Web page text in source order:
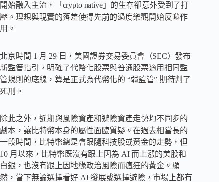
開始融入主流，「crypto native」的生存卻意外受到了打
壓。理想與現實的落差使得先前的過度樂觀開始反噬作
用。
北京時間 1 月 29 日，美國證券交易委員會（SEC）發布
新監管指引，明確了代幣化股票與普通股票適用相同監
管規則的底線，算是正式為代幣化的 “弱監管” 期待判了
死刑。
除此之外，近期與風險資產和避險資產走勢均不同步的
劇本，讓比特幣本身的屬性面臨質疑。在過去相當長的
一段時間，比特幣總是會跟隨科技股或黃金的走勢，但
10 月以來，比特幣既沒有跟上因為 AI 而上漲的美股和
白銀，也沒有跟上因地緣政治風險而瘋狂的黃金。顯
然，當下無論選擇看好 AI 發展或選擇避險，市場上都有